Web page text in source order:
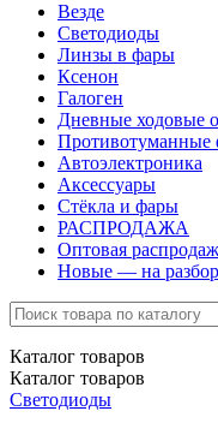
Везде
Светодиоды
Линзы в фары
Ксенон
Галоген
Дневные ходовые
Противотуманные
Автоэлектроника
Аксессуары
Стёкла и фары
РАСПРОДАЖА
Оптовая
Новые — на разбор
Каталог товаров
Каталог товаров
Светодиоды